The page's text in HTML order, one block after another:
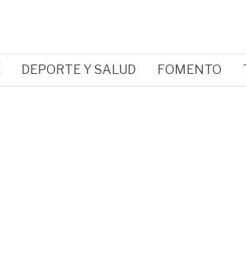
DEPORTE Y SALUD FOMENTO